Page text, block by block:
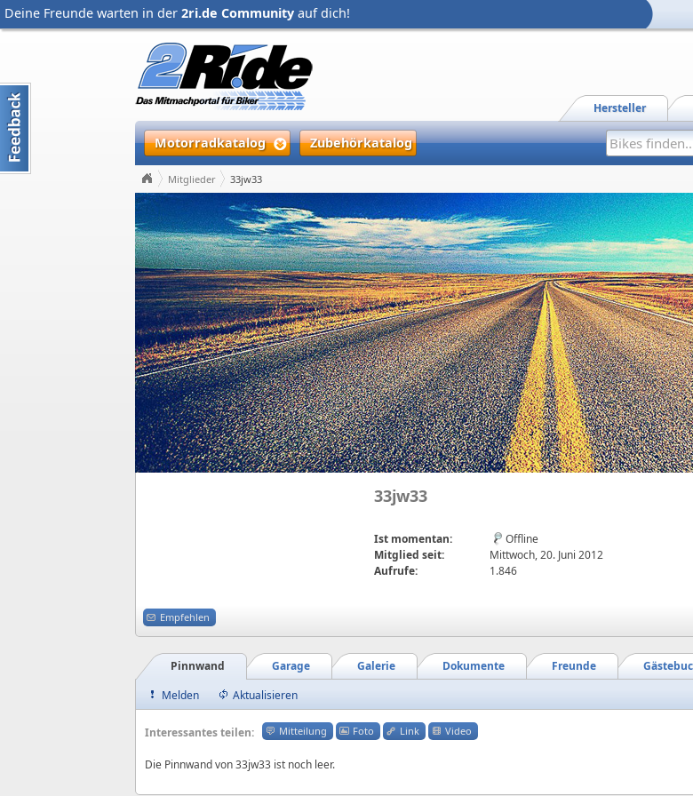
Deine Freunde warten in der 2ri.de Community auf dich!
Hersteller
Motorradkatalog Zubehörkatalog
Mitglieder 33jw33
33jw33
Ist momentan:
Offline
Mitglied seit:
Mittwoch, 20. Juni 2012
Aufrufe:
1.846
Empfehlen
Freunde
Dokumente
Galerie
Garage
Pinnwand
Melden
Aktualisieren
Interessantes teilen: Mitteilung Foto Link Video
Die Pinnwand von 33jw33 ist noch leer.